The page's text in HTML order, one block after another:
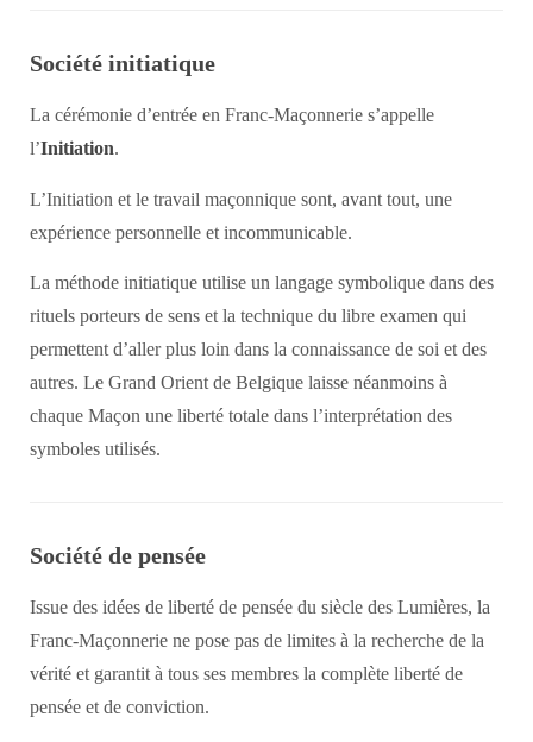
Société initiatique
La cérémonie d’entrée en Franc-Maçonnerie s’appelle
l’Initiation.
L’Initiation et le travail maçonnique sont, avant tout, une
expérience personnelle et incommunicable.
La méthode initiatique utilise un langage symbolique dans des
rituels porteurs de sens et la technique du libre examen qui
permettent d’aller plus loin dans la connaissance de soi et des
autres. Le Grand Orient de Belgique laisse néanmoins à
chaque Maçon une liberté totale dans l’interprétation des
symboles utilisés.
Société de pensée
Issue des idées de liberté de pensée du siècle des Lumières, la
Franc-Maçonnerie ne pose pas de limites à la recherche de la
vérité et garantit à tous ses membres la complète liberté de
pensée et de conviction.